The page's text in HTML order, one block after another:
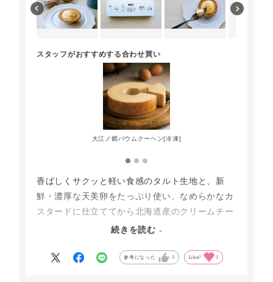
スタッフがおすすめする合わせ買い
大江ノ郷バウムクーヘン[冷凍]
香ばしくサクッと軽い食感のタルト生地と、新
鮮・濃厚な天美卵をたっぷり使い、なめらかなカ
スタードに仕立ててから北海道産のクリームチー
ズと混ぜ込んだクリームの相性はバツグン！
ご家庭のトースターで「リベイク」すると、タル
続きを読む
参考になった 0 Like! 0